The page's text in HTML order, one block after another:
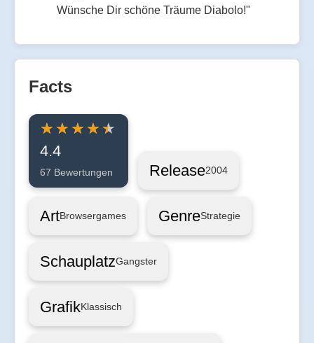
Wünsche Dir schöne Träume Diabolo!"
Facts
4.4
67 Bewertungen Release2004
ArtBrowsergames GenreStrategie
SchauplatzGangster
GrafikKlassisch